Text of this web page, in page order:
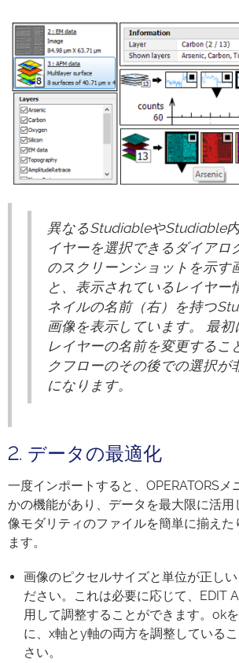
異なるStudiableやStudiable
イヤーを選択できるダイアロ
のスクリーンショットを示す
と、表示されているレイヤー
ネイルの名前（右）を持つ
画像を表示しています。 最
レイヤーの名前を変更するこ
クフローのその後での選択が
になります。
2. データの最適化
一度インポートすると、OPERATORSメ
かの機能があり、データを最大限に活用
像モダリティのファイルを簡単に揃えた
ます。
画像のピクセルサイズと単位が正しい
ださい。これは必要に応じて、EDIT
用して調整することができます。ok
に、x軸とy軸の両方を調整している
さい。